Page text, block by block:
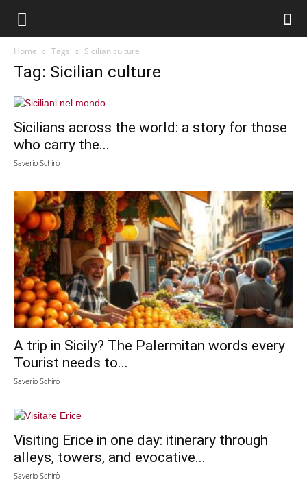
Home Tags Sicilian culture
Tag: Sicilian culture
Sicilians across the world: a story for those
who carry the...
Saverio Schirò
A trip in Sicily? The Palermitan words every
Tourist needs to...
Saverio Schirò
Visiting Erice in one day: itinerary through
alleys, towers, and evocative...
Saverio Schirò